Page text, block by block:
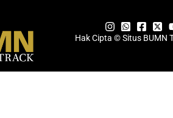
Hak Cipta © Situs BUMN